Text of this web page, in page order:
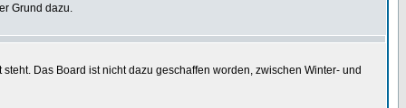
Grund dazu.
Das Board ist nicht dazu geschaffen worden, zwischen Winter- und